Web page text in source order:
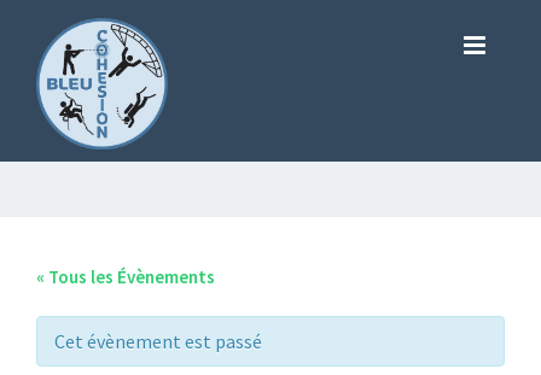
« Tous les Évènements
Cet évènement est passé